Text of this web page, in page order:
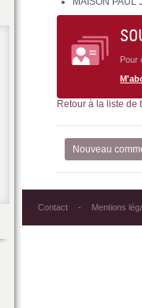
Pour
Retour à la liste de
Nouveau
Contact Mentions